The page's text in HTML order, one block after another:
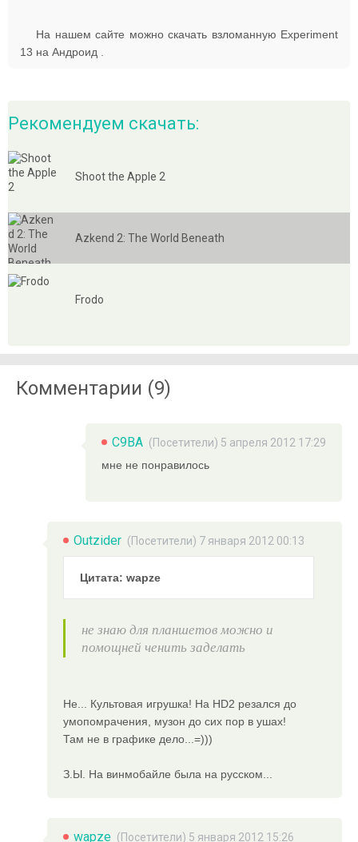
На нашем сайте можно скачать взломанную Experiment
13 на Андроид .
Рекомендуем скачать:
Shoot the Apple 2
Azkend 2: The World Beneath
Frodo
Комментарии (9)
C9BA (Посетители) 5 апреля 2012 17:29
мне не понравилось
Outzider (Посетители) 7 января 2012 00:13
Цитата: wapze
не знаю для планшетов можно и
помощней ченить заделать
Не... Культовая игрушка! На HD2 резался до
умопомрачения, музон до сих пор в ушах!
Там не в графике дело...=)))
З.Ы. На винмобайле была на русском...
wapze (Посетители) 5 января 2012 15:26